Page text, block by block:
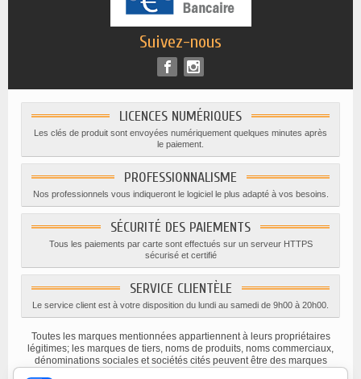
Suivez-nous
LICENCES NUMÉRIQUES
Les clés de produit sont envoyées numériquement quelques minutes après
le paiement.
PROFESSIONNALISME
Nos professionnels vous indiqueront le logiciel le plus adapté à vos besoins.
SÉCURITÉ DES PAIEMENTS
Tous les paiements par carte sont effectués sur un serveur HTTPS
sécurisé et certifié
SERVICE CLIENTÈLE
Le service client est à votre disposition du lundi au samedi de 9h00 à 20h00.
Toutes les marques mentionnées appartiennent à leurs propriétaires
légitimes; les marques de tiers, noms de produits, noms commerciaux,
dénominations sociales et sociétés cités peuvent être des marques